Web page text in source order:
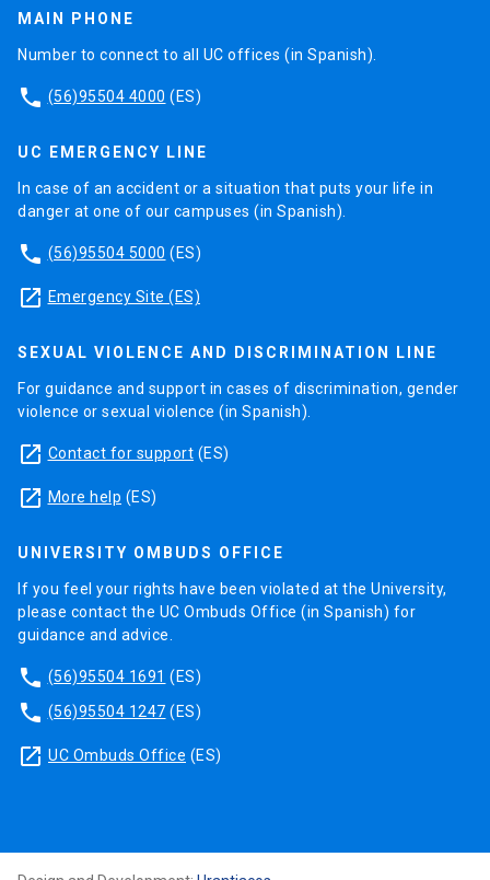
MAIN PHONE
Number to connect to all UC offices (in Spanish).
phone (56)95504 4000 (ES)
UC EMERGENCY LINE
In case of an accident or a situation that puts your life in
danger at one of our campuses (in Spanish).
phone (56)95504 5000 (ES)
launch Emergency Site (ES)
SEXUAL VIOLENCE AND DISCRIMINATION LINE
For guidance and support in cases of discrimination, gender
violence or sexual violence (in Spanish).
launch Contact for support (ES)
launch More help (ES)
UNIVERSITY OMBUDS OFFICE
If you feel your rights have been violated at the University,
please contact the UC Ombuds Office (in Spanish) for
guidance and advice.
phone (56)95504 1691 (ES)
phone (56)95504 1247 (ES)
launch UC Ombuds Office (ES)